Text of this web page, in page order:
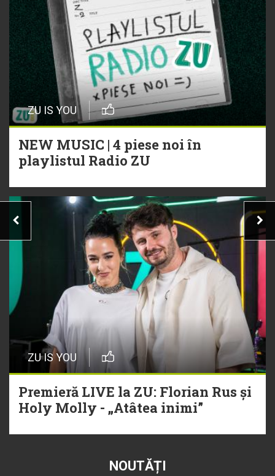
ZU IS YOU
NEW MUSIC | 4 piese noi în
playlistul Radio ZU
ZU IS YOU
Premieră LIVE la ZU: Florian Rus și
Holy Molly - „Atâtea inimi”
NOUTĂȚI